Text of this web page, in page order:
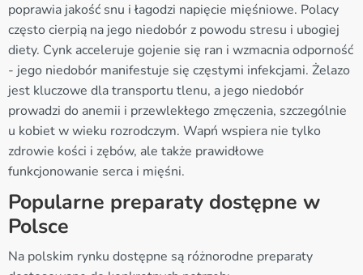
poprawia jakość snu i łagodzi napięcie mięśniowe. Polacy
często cierpią na jego niedobór z powodu stresu i ubogiej
diety. Cynk acceleruje gojenie się ran i wzmacnia odporność
- jego niedobór manifestuje się częstymi infekcjami. Żelazo
jest kluczowe dla transportu tlenu, a jego niedobór
prowadzi do anemii i przewlekłego zmęczenia, szczególnie
u kobiet w wieku rozrodczym. Wapń wspiera nie tylko
zdrowie kości i zębów, ale także prawidłowe
funkcjonowanie serca i mięśni.
Popularne preparaty dostępne w
Polsce
Na polskim rynku dostępne są różnorodne preparaty